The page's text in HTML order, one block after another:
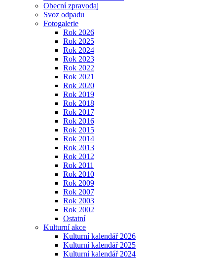
Obecní zpravodaj
Svoz odpadu
Fotogalerie
Rok 2026
Rok 2025
Rok 2024
Rok 2023
Rok 2022
Rok 2021
Rok 2020
Rok 2019
Rok 2018
Rok 2017
Rok 2016
Rok 2015
Rok 2014
Rok 2013
Rok 2012
Rok 2011
Rok 2010
Rok 2009
Rok 2007
Rok 2003
Rok 2002
Ostatní
Kulturní akce
Kulturní kalendář 2026
Kulturní kalendář 2025
Kulturní kalendář 2024